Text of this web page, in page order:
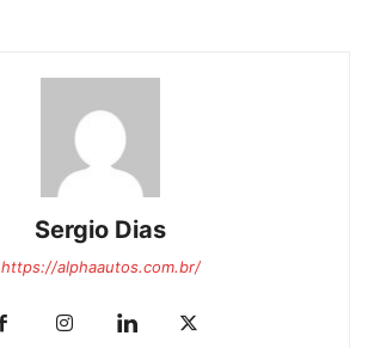
Sergio Dias
https://alphaautos.com.br/